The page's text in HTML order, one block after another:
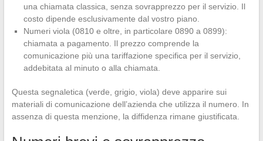
una chiamata classica, senza sovrapprezzo per il servizio. Il
costo dipende esclusivamente dal vostro piano.
Numeri viola (0810 e oltre, in particolare 0890 a 0899):
chiamata a pagamento. Il prezzo comprende la
comunicazione più una tariffazione specifica per il servizio,
addebitata al minuto o alla chiamata.
Questa segnaletica (verde, grigio, viola) deve apparire sui
materiali di comunicazione dell’azienda che utilizza il numero. In
assenza di questa menzione, la diffidenza rimane giustificata.